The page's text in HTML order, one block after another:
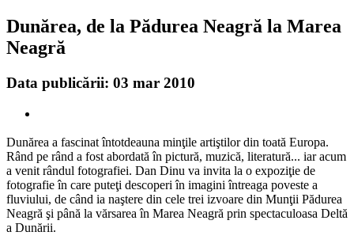
Dunărea, de la Pădurea Neagră la Marea
Neagră
Data publicării: 03 mar 2010
Dunărea a fascinat întotdeauna minţile artiştilor din toată Europa.
Rând pe rând a fost abordată în pictură, muzică, literatură... iar acum
a venit rândul fotografiei. Dan Dinu va invita la o expoziţie de
fotografie în care puteţi descoperi în imagini întreaga poveste a
fluviului, de când ia naştere din cele trei izvoare din Munţii Pădurea
Neagră şi până la vărsarea în Marea Neagră prin spectaculoasa Deltă
a Dunării.